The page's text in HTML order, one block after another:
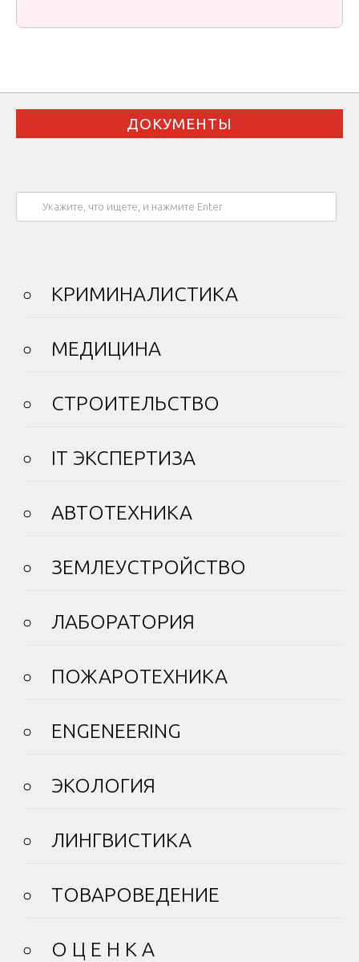
ДОКУМЕНТЫ
КРИМИНАЛИСТИКА
МЕДИЦИНА
СТРОИТЕЛЬСТВО
IT ЭКСПЕРТИЗА
АВТОТЕХНИКА
ЗЕМЛЕУСТРОЙСТВО
ЛАБОРАТОРИЯ
ПОЖАРОТЕХНИКА
ENGENEERING
ЭКОЛОГИЯ
ЛИНГВИСТИКА
ТОВАРОВЕДЕНИЕ
О Ц Е Н К А